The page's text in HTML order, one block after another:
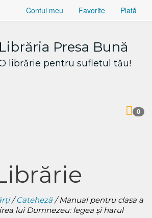
Contul meu Favorite Plată
Librăria Presa Bună
librărie pentru sufletul tău!
0
/Cateheză/ Manual pentru clasa a
lui Dumnezeu: legea și harul